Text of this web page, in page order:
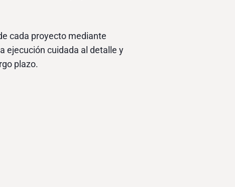
cada proyecto mediante
ejecución cuidada al detalle y
plazo.